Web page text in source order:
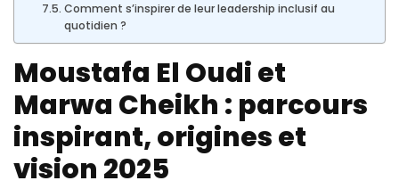
Comment s’inspirer de leur leadership inclusif au
quotidien ?
Moustafa El Oudi et
Marwa Cheikh : parcours
inspirant, origines et
vision 2025